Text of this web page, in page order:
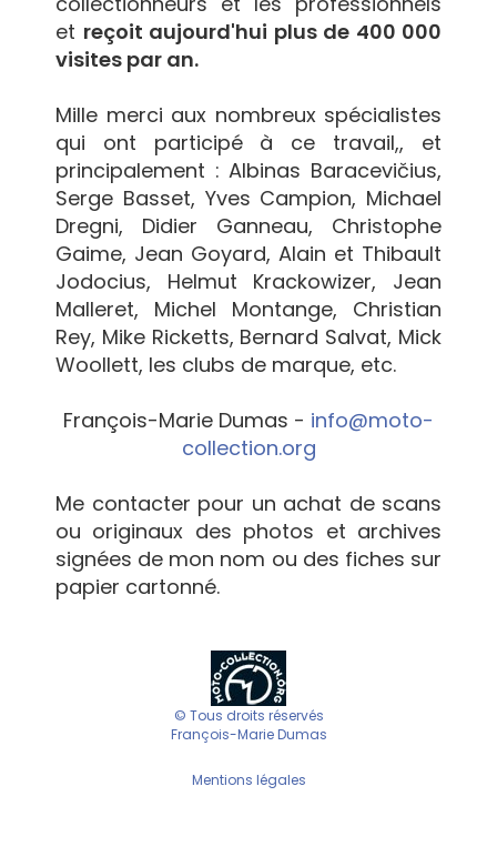
et reçoit aujourd'hui plus de 400 000
visites par an.
Mille merci aux nombreux spécialistes
qui ont participé à ce travail,, et
principalement : Albinas Baracevičius,
Serge Basset, Yves Campion, Michael
Dregni, Didier Ganneau, Christophe
Gaime, Jean Goyard, Alain et Thibault
Jodocius, Helmut Krackowizer, Jean
Malleret, Michel Montange, Christian
Rey, Mike Ricketts, Bernard Salvat, Mick
Woollett, les clubs de marque, etc.
François-Marie Dumas - info@moto-
collection.org
Me contacter pour un achat de scans
ou originaux des photos et archives
signées de mon nom ou des fiches sur
papier cartonné.
© Tous droits réservés
François-Marie Dumas
Mentions légales